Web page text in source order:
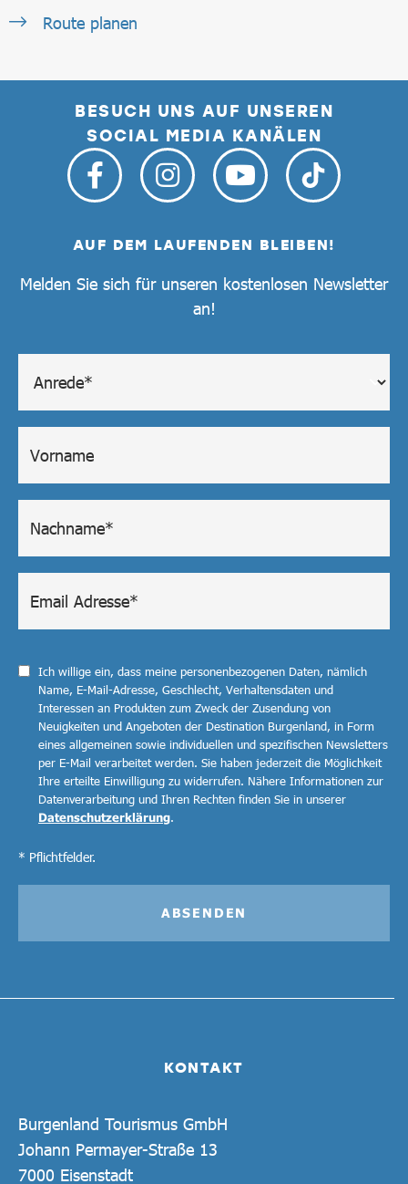
Route planen
BESUCH UNS AUF UNSEREN
SOCIAL MEDIA KANÄLEN
KONTAKT
Burgenland Tourismus GmbH
Johann Permayer-Straße 13
7000 Eisenstadt
AUF DEM LAUFENDEN BLEIBEN!
Melden Sie sich für unseren kostenlosen Newsletter
an!
Ich willige ein, dass meine personenbezogenen Daten, nämlich
Name, E-Mail-Adresse, Geschlecht, Verhaltensdaten und
Interessen an Produkten zum Zweck der Zusendung von
Neuigkeiten und Angeboten der Destination Burgenland, in Form
eines allgemeinen sowie individuellen und spezifischen Newsletters
per E-Mail verarbeitet werden. Sie haben jederzeit die Möglichkeit
Ihre erteilte Einwilligung zu widerrufen. Nähere Informationen zur
Datenverarbeitung und Ihren Rechten finden Sie in unserer
Datenschutzerklärung.
* Pflichtfelder.
ABSENDEN